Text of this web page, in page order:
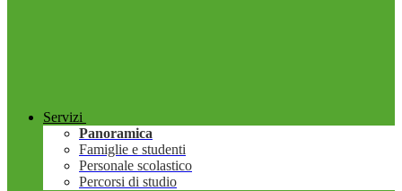
Servizi
Panoramica
Famiglie e studenti
Personale scolastico
Percorsi di studio